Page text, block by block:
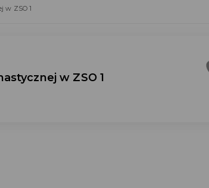
w ZSO 1
w ZSO 1